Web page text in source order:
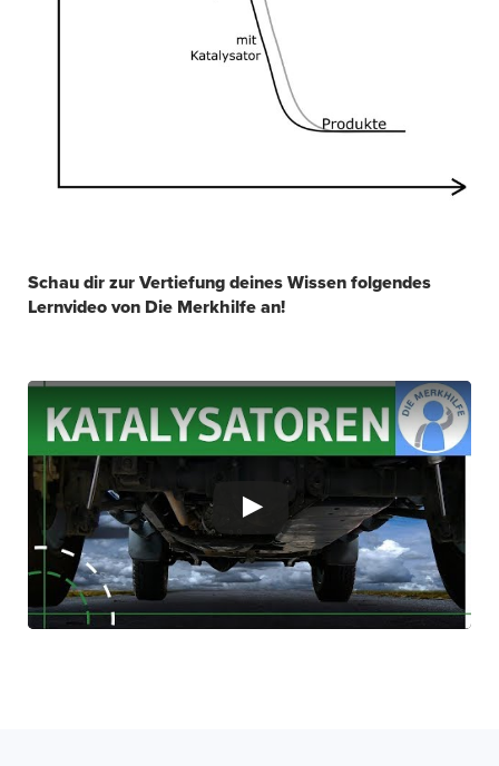
Schau dir zur Vertiefung deines Wissen folgendes
Lernvideo von Die Merkhilfe an!